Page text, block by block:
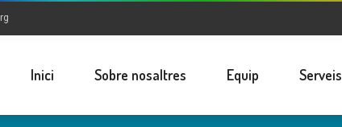
Inici Sobre nosaltres Equip Serveis